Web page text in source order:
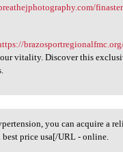
vitality. Discover this
you can acquire a
best price usa[/URL - online.